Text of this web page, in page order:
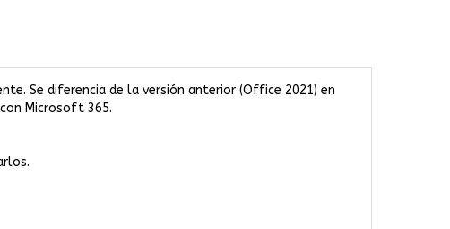
Se diferencia de la versión anterior (Office 2021) en
Microsoft 365.